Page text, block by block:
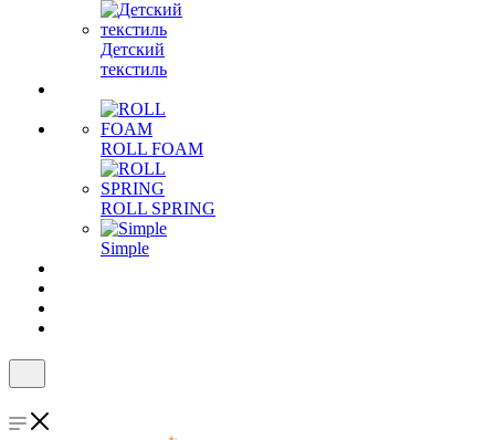
Детский
текстиль
ROLL FOAM
ROLL SPRING
Simple